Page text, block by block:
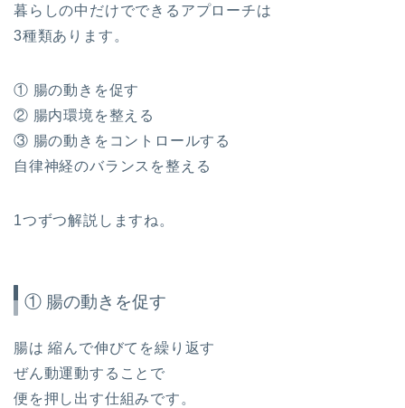
暮らしの中だけでできるアプローチは
3種類あります。
① 腸の動きを促す
② 腸内環境を整える
③ 腸の動きをコントロールする
自律神経のバランスを整える
1つずつ解説しますね。
① 腸の動きを促す
腸は 縮んで伸びてを繰り返す
ぜん動運動することで
便を押し出す仕組みです。